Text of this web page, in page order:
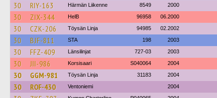
30 RIY-163 Härmän Liikenne 8549 2000
30 ZIX-344 HelB 96958 06.2000
30 CZK-206 Töysän Linja 94985 02.2002
30 BJF-811 STA 198 2003
30 FFZ-409 Länsilinjat 727-03 2003
30 JII-986 Korsisaari S040064 2004
30 GGM-981 Töysän Linja 31183 2004
30 ROF-430 Ventoniemi 2004